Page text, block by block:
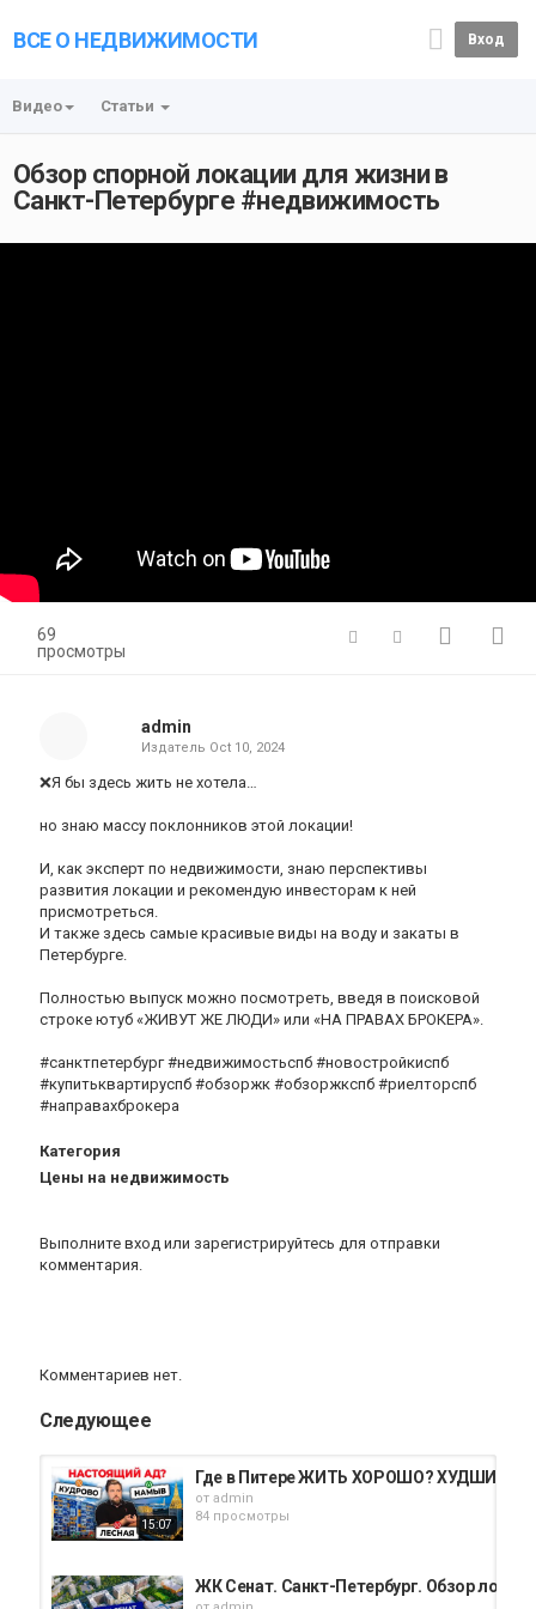
ВСЕ О НЕДВИЖИМОСТИ Вход
Видео Статьи
Обзор спорной локации для жизни в
Санкт-Петербурге #недвижимость
69
просмотры
admin
Издатель Oct 10, 2024
❌Я бы здесь жить не хотела…
но знаю массу поклонников этой локации!
И, как эксперт по недвижимости, знаю перспективы
развития локации и рекомендую инвесторам к ней
присмотреться.
И также здесь самые красивые виды на воду и закаты в
Петербурге.
Полностью выпуск можно посмотреть, введя в поисковой
строке ютуб «ЖИВУТ ЖЕ ЛЮДИ» или «НА ПРАВАХ БРОКЕРА».
#санктпетербург #недвижимостьспб #новостройкиспб
#купитьквартируспб #обзоржк #обзоржкспб #риелторспб
#направахброкера
Категория
Цены на недвижимость
Выполните вход или зарегистрируйтесь для отправки
комментария.
Комментариев нет.
Следующее
15:07
Где в Питере ЖИТЬ ХОРОШО? ХУДШИЕ
от admin
84 просмотры
ЖК Сенат. Санкт-Петербург. Обзор